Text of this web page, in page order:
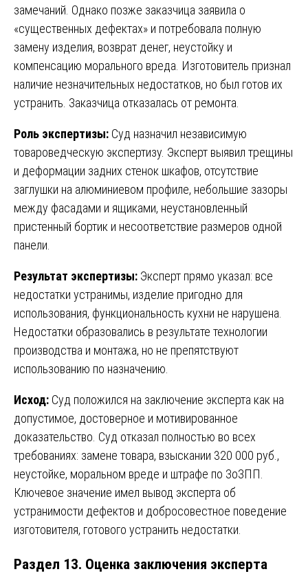
замечаний. Однако позже заказчица заявила о
«существенных дефектах» и потребовала полную
замену изделия, возврат денег, неустойку и
компенсацию морального вреда. Изготовитель признал
наличие незначительных недостатков, но был готов их
устранить. Заказчица отказалась от ремонта.
Роль экспертизы: Суд назначил независимую
товароведческую экспертизу. Эксперт выявил трещины
и деформации задних стенок шкафов, отсутствие
заглушки на алюминиевом профиле, небольшие зазоры
между фасадами и ящиками, неустановленный
пристенный бортик и несоответствие размеров одной
панели.
Результат экспертизы: Эксперт прямо указал: все
недостатки устранимы, изделие пригодно для
использования, функциональность кухни не нарушена.
Недостатки образовались в результате технологии
производства и монтажа, но не препятствуют
использованию по назначению.
Исход: Суд положился на заключение эксперта как на
допустимое, достоверное и мотивированное
доказательство. Суд отказал полностью во всех
требованиях: замене товара, взыскании 320 000 руб.,
неустойке, моральном вреде и штрафе по ЗоЗПП.
Ключевое значение имел вывод эксперта об
устранимости дефектов и добросовестное поведение
изготовителя, готового устранить недостатки.
Раздел 13. Оценка заключения эксперта